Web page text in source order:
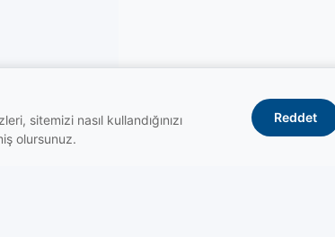
sitemizi nasıl kullandığınızı
olursunuz.
Reddet